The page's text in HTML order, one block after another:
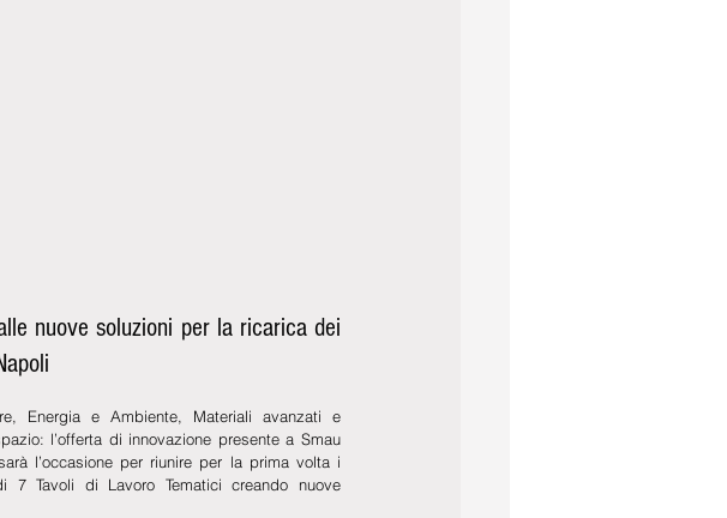
nuove soluzioni per la ricarica dei
Energia e Ambiente, Materiali avanzati e
l’offerta di innovazione presente a Smau
l’occasione per riunire per la prima volta i
7 Tavoli di Lavoro Tematici creando nuove